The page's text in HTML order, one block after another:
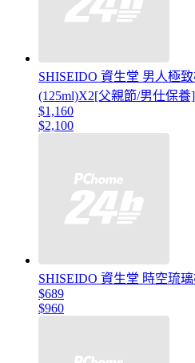
SHISEIDO 資生堂 男人極
(125ml)X2[父親節/男仕保養]
$1,160
$2,100
SHISEIDO 資生堂 時空琉
$689
$960